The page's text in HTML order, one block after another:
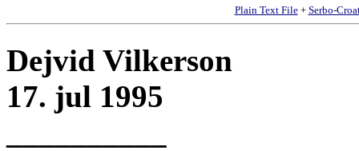
Plain Text File+ Serbo-
Dejvid Vilkerson
17. jul 1995